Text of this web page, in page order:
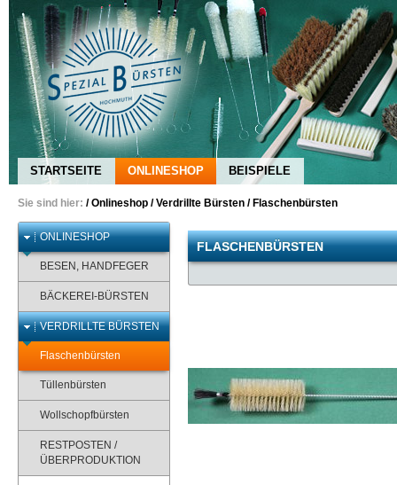
STARTSEITE ONLINESHOP BEISPIELE
Sie sind hier: /Onlineshop /Verdrillte Bürsten / Flaschenbürsten
ONLINESHOP
BESEN, HANDFEGER
BÄCKEREI-BÜRSTEN
VERDRILLTE BÜRSTEN
Flaschenbürsten
Tüllenbürsten
Wollschopfbürsten
RESTPOSTEN /
ÜBERPRODUKTION
FLASCHENBÜRSTEN